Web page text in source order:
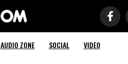
AUDIO ZONE SOCIAL VIDEO